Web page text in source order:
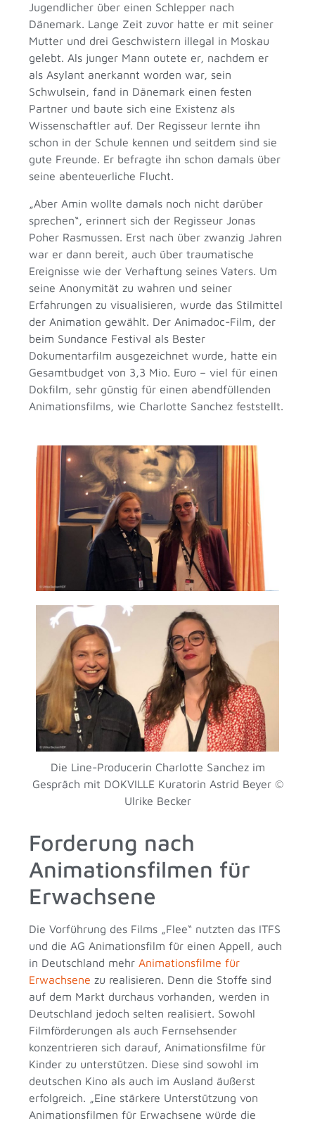
Jugendlicher über einen Schlepper nach
Dänemark. Lange Zeit zuvor hatte er mit seiner
Mutter und drei Geschwistern illegal in Moskau
gelebt. Als junger Mann outete er, nachdem er
als Asylant anerkannt worden war, sein
Schwulsein, fand in Dänemark einen festen
Partner und baute sich eine Existenz als
Wissenschaftler auf. Der Regisseur lernte ihn
schon in der Schule kennen und seitdem sind sie
gute Freunde. Er befragte ihn schon damals über
seine abenteuerliche Flucht.
„Aber Amin wollte damals noch nicht darüber
sprechen“, erinnert sich der Regisseur Jonas
Poher Rasmussen. Erst nach über zwanzig Jahren
war er dann bereit, auch über traumatische
Ereignisse wie der Verhaftung seines Vaters. Um
seine Anonymität zu wahren und seiner
Erfahrungen zu visualisieren, wurde das Stilmittel
der Animation gewählt. Der Animadoc-Film, der
beim Sundance Festival als Bester
Dokumentarfilm ausgezeichnet wurde, hatte ein
Gesamtbudget von 3,3 Mio. Euro – viel für einen
Dokfilm, sehr günstig für einen abendfüllenden
Animationsfilms, wie Charlotte Sanchez feststellt.
Die Line-Producerin Charlotte Sanchez im
Gespräch mit DOKVILLE Kuratorin Astrid Beyer ©
Ulrike Becker
Forderung nach
Animationsfilmen für
Erwachsene
Die Vorführung des Films „Flee“ nutzten das ITFS
und die AG Animationsfilm für einen Appell, auch
in Deutschland mehrAnimationsfilme für
Erwachsene zu realisieren. Denn die Stoffe sind
auf dem Markt durchaus vorhanden, werden in
Deutschland jedoch selten realisiert. Sowohl
Filmförderungen als auch Fernsehsender
konzentrieren sich darauf, Animationsfilme für
Kinder zu unterstützen. Diese sind sowohl im
deutschen Kino als auch im Ausland äußerst
erfolgreich. „Eine stärkere Unterstützung von
Animationsfilmen für Erwachsene würde die